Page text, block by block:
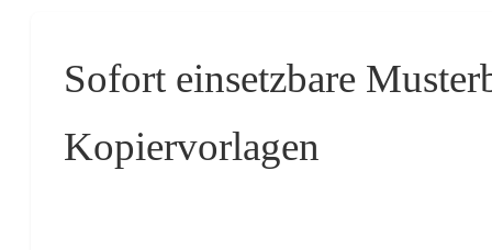
Sofort einsetzbare
Kopiervorlagen